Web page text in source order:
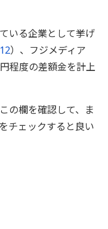
いる企業として挙げ
）、フジメディア
程度の差額金を計上
の欄を確認して、ま
チェックすると良い